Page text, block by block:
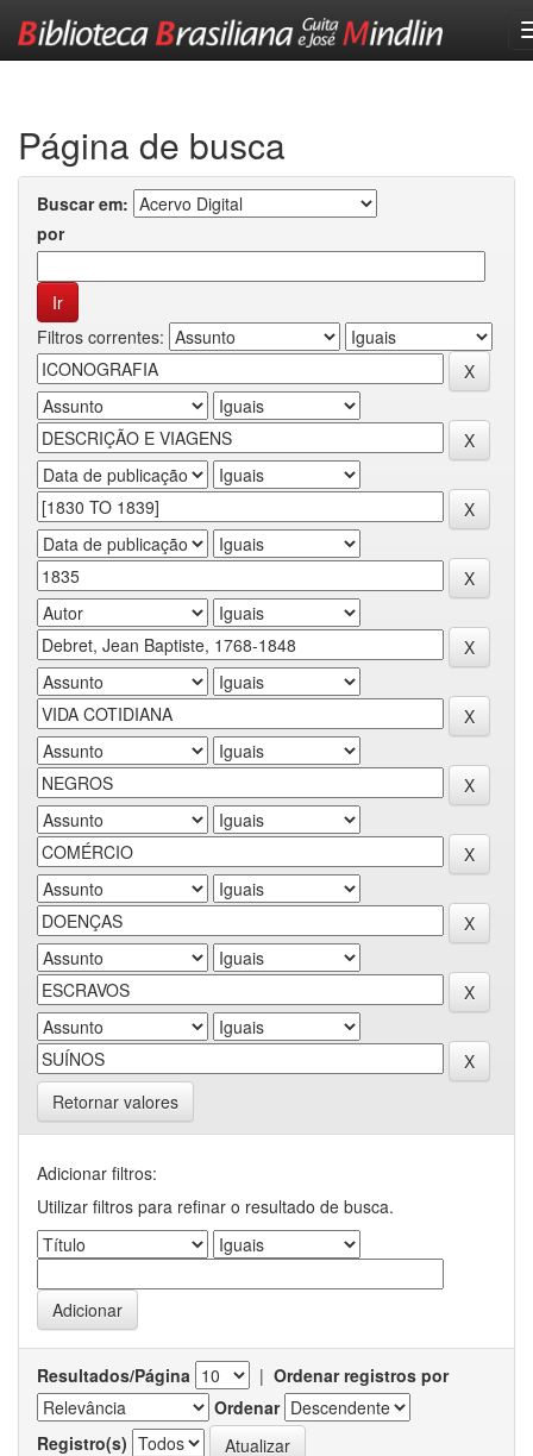
Página de busca
Buscar em:
por
Filtros correntes:
Retornar valores
Adicionar filtros:
Utilizar filtros para refinar o resultado de busca.
Resultados/Página | Ordenar registros por
Ordenar
Registro(s)